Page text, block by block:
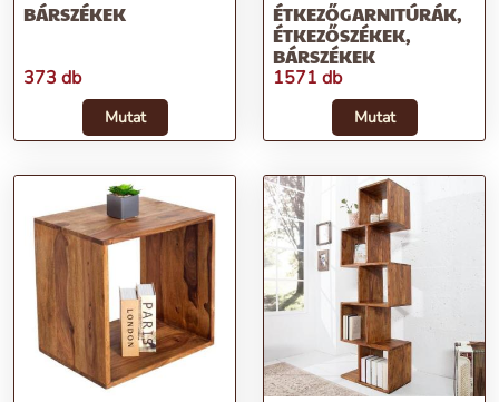
BÁRSZÉKEK
373 db
Mutat
ÉTKEZŐGARNITÚRÁK,
ÉTKEZŐSZÉKEK,
BÁRSZÉKEK
1571 db
Mutat